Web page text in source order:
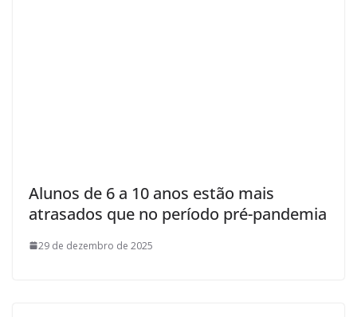
Alunos de 6 a 10 anos estão mais
atrasados que no período pré-pandemia
29 de dezembro de 2025